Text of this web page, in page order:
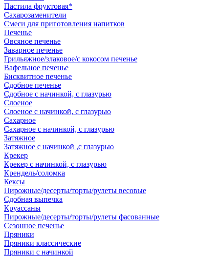
Пастила фруктовая*
Сахарозаменители
Смеси для приготовления напитков
Печенье
Овсяное печенье
Заварное печенье
Грильяжное/злаковое/с кокосом печенье
Вафельное печенье
Бисквитное печенье
Сдобное печенье
Сдобное с начинкой, с глазурью
Слоеное
Слоеное с начинкой, с глазурью
Сахарное
Сахарное с начинкой, с глазурью
Затяжное
Затяжное с начинкой ,с глазурью
Крекер
Крекер с начинкой, с глазурью
Крендель/соломка
Кексы
Пирожные/десерты/торты/рулеты весовые
Сдобная выпечка
Круассаны
Пирожные/десерты/торты/рулеты фасованные
Сезонное печенье
Пряники
Пряники классические
Пряники с начинкой